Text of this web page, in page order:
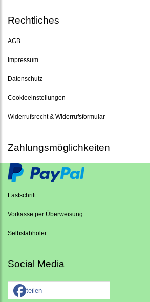
Rechtliches
AGB
Impressum
Datenschutz
Cookieeinstellungen
Widerrufsrecht & Widerrufsformular
Zahlungsmöglichkeiten
Lastschrift
Vorkasse per Überweisung
Selbstabholer
Social Media
teilen